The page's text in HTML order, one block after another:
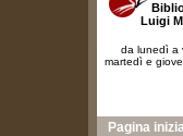
Luigi
da lunedì a
martedì e
Pagina